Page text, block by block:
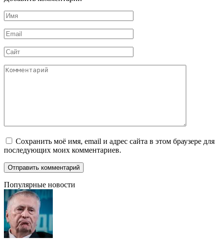
Имя
*
Email
*
Сайт
Комментарий
Сохранить моё имя, email и адрес сайта в этом браузере для
последующих моих комментариев.
Популярные новости